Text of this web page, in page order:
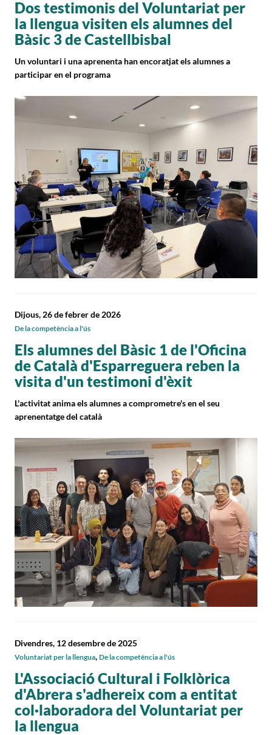
Dos testimonis del Voluntariat per
la llengua visiten els alumnes del
Bàsic 3 de Castellbisbal
Un voluntari i una aprenenta han encoratjat els alumnes a
participar en el programa
Els alumnes del Bàsic 1 de l'Oficina
de Català d'Esparreguera reben la
visita d'un testimoni d'èxit
L'activitat anima els alumnes a comprometre's en el seu
aprenentatge del català
Dijous, 26 de febrer de 2026
De la competència a l'ús
L'Associació Cultural i Folklòrica
d'Abrera s'adhereix com a entitat
col·laboradora del Voluntariat per
la llengua
Divendres, 12 desembre de 2025
Voluntariat per la llengua, De la competència a l'ús